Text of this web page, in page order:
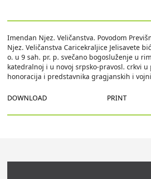
Imendan Njez. Veličanstva. Povodom
Njez. Veličanstva Caricekraljice Jelisavete
o. u 9 sah. pr. p. svečano bogosluženje u
katedralnoj i u novoj srpsko-pravosl. crkvi u
honoracija i predstavnika gragjanskih i
DOWNLOAD PRINT